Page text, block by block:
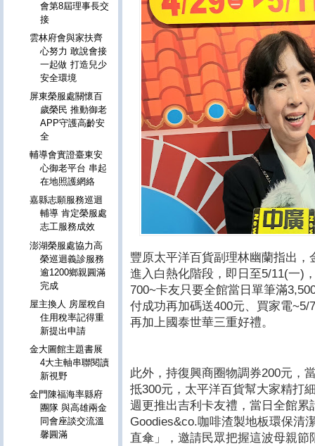
豐原太平洋百貨副理林幽蘭指出
進入白熱化階段，即日至5/11(一)
700~卡友只要全館當日單筆滿
付成功再加碼送400元、買家電
再加上國泰世華三重好禮。
此外，持復興商圈物調券200元，
抵300元，太平洋百貨幫大家精打
週更推出吉利卡友禮，當日全館
Goodies&co.咖啡渣製地板環保清
直傘」，邀請民眾把握這波母親
會第8屆理事長交
接
雲林府會與家扶齊
心努力 敢說會接
一起做 打造兒少
安全環境
屏東榮服處關懷百
歲榮民 推動御老
APP守護高齡安
全
輔導會實證臺東安
心御老平台 串起
在地照護網絡
嘉縣志願服務巡迴
輔導 肯定榮服處
志工服務成效
澎湖榮服處協力高
榮巡迴義診服務
逾1200鄉親圓滿
完成
屋主換人 房屋稅自
住用稅率記得重
新提出申請
金大圖館主題書展
4大主軸串聯閱讀
新視野
金門陳福海率縣府
團隊 與高雄兩金
同會座談交流溫
馨圓滿